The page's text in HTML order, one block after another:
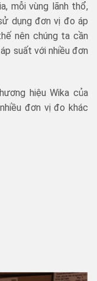
mỗi vùng lãnh thổ,
dụng đơn vị đo áp
nên chúng ta cần
suất với nhiều đơn
hiệu Wika của
đơn vị đo khác